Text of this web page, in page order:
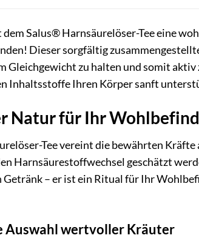
dem Salus® Harnsäurelöser-Tee eine
Dieser sorgfältig
Gleichgewicht zu halten und somit
Inhaltsstoffe Ihren Körper sanft
Natur für Ihr
Tee vereint die bewährten
Harnsäurestoffwechsel geschätzt
Getränk – er ist ein Ritual für Ihr
Auswahl wertvoller Kräuter